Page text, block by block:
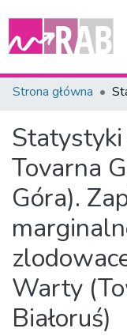
Zespoły i Kolekcje
Strona główna
Tovarna
Góra).
Warty
Białoruś)